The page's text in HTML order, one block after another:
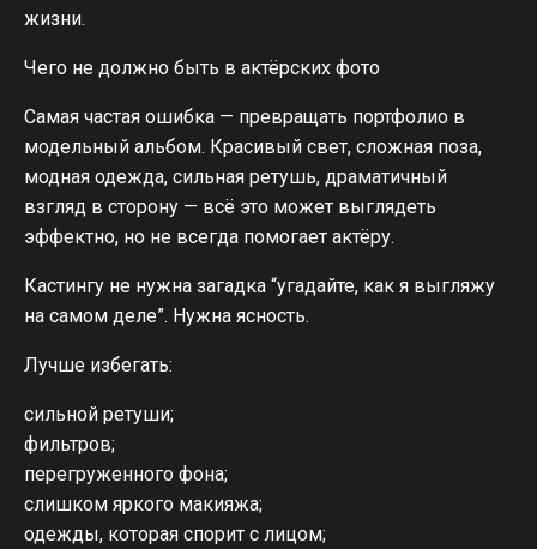
жизни.
Чего не должно быть в актёрских фото
Самая частая ошибка — превращать портфолио в
модельный альбом. Красивый свет, сложная поза,
модная одежда, сильная ретушь, драматичный
взгляд в сторону — всё это может выглядеть
эффектно, но не всегда помогает актёру.
Кастингу не нужна загадка “угадайте, как я выгляжу
на самом деле”. Нужна ясность.
Лучше избегать:
сильной ретуши;
фильтров;
перегруженного фона;
слишком яркого макияжа;
одежды, которая спорит с лицом;